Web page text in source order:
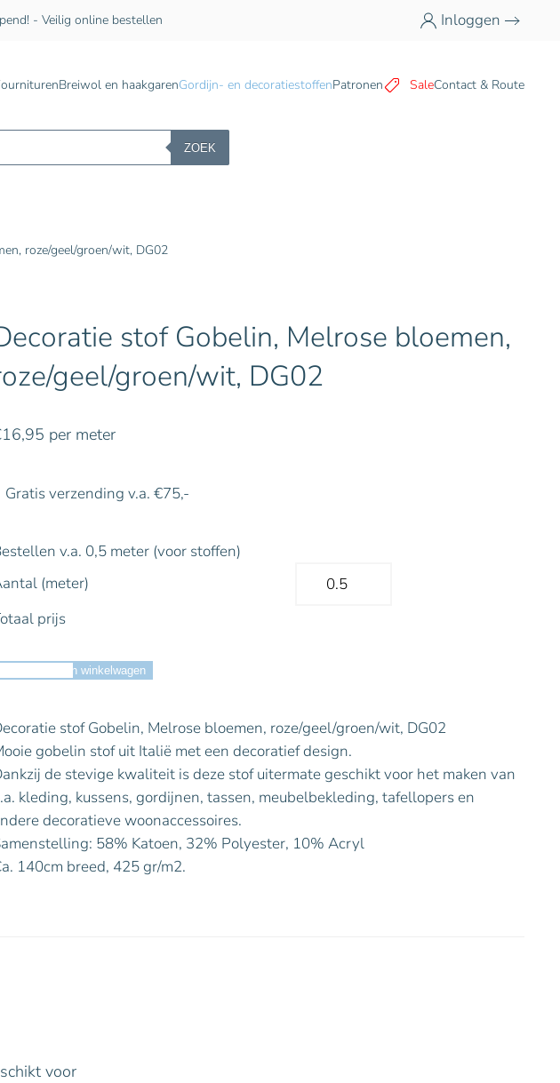
- Veilig online bestellen Inloggen
Breiwol en haakgarenGordijn- en decoratiestoffenPatronen SaleContact & Route
ZOEK
roze/geel/groen/wit, DG02
stof Gobelin, Melrose bloemen,
geel/groen/wit, DG02
16,95 per meter
Gratis verzending v.a. €75,-
v.a. 0,5 meter (voor stoffen)
(meter)
prijs
Toevoegen aan winkelwagen
stof Gobelin, Melrose bloemen, roze/geel/groen/wit, DG02
gobelin stof uit Italië met een decoratief design.
de stevige kwaliteit is deze stof uitermate geschikt voor het maken van
kleding, kussens, gordijnen, tassen, meubelbekleding, tafellopers en
decoratieve woonaccessoires.
58% Katoen, 32% Polyester, 10% Acryl
140cm breed, 425 gr/m2.
voor